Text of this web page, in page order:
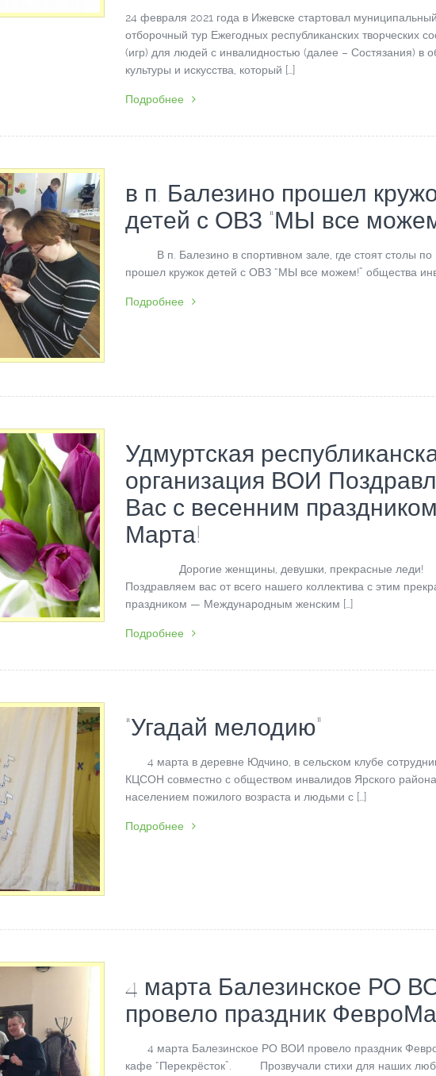
24 февраля 2021 года в Ижевске стартовал
отборочный тур Ежегодных республиканских творческих
(игр) для людей с инвалидностью (далее – Состязания) в
культуры и искусства, который […]
Подробнее
в п. Балезино прошел
детей с ОВЗ “МЫ все
В п. Балезино в спортивном зале, где стоят столы
прошел кружок детей с ОВЗ “МЫ все можем!” общества
Подробнее
Удмуртская
организация ВОИ
Вас с весенним
Марта!
Дорогие женщины, девушки, прекрасные леди!
Поздравляем вас от всего нашего коллектива с этим
праздником — Международным женским […]
Подробнее
“Угадай мелодию”
4 марта в деревне Юдчино, в сельском клубе
КЦСОН совместно с обществом инвалидов Ярского
населением пожилого возраста и людьми с […]
Подробнее
4 марта Балезинское РО
провело праздник
4 марта Балезинское РО ВОИ провело праздник
кафе “Перекрёсток”. Прозвучали стихи для наших